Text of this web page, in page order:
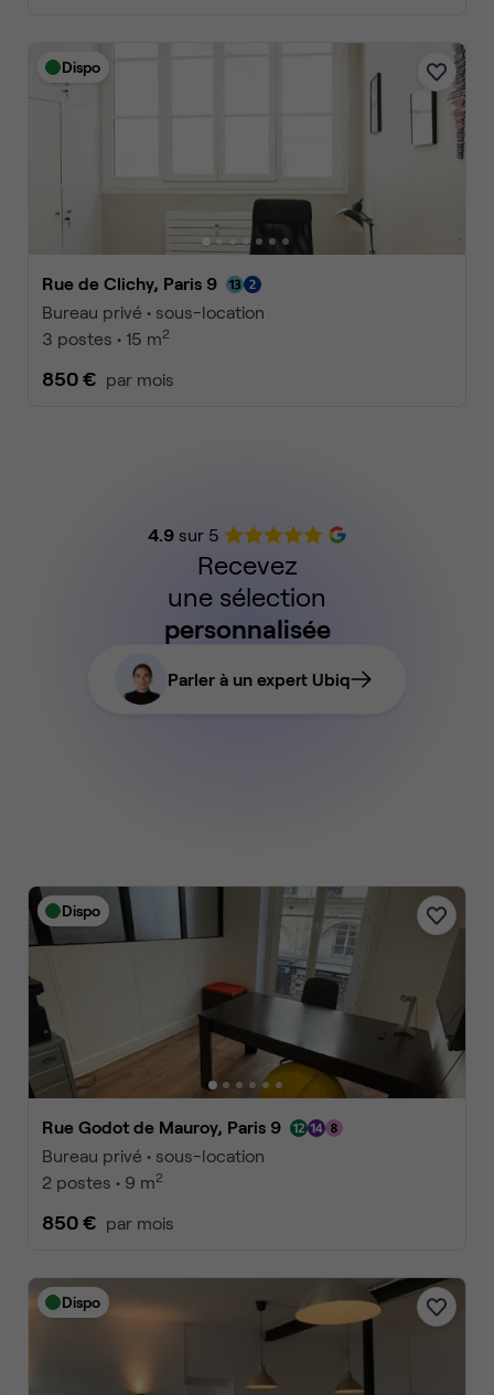
Dispo
Rue de Clichy, Paris 9
Bureau privé • sous-location
3 postes • 15 m2
850 € par mois
4.9sur 5
Recevez
une sélection
personnalisée
Parler à un expert Ubiq
Dispo
Rue Godot de Mauroy, Paris 9
Bureau privé • sous-location
2 postes • 9 m2
850 € par mois
Dispo